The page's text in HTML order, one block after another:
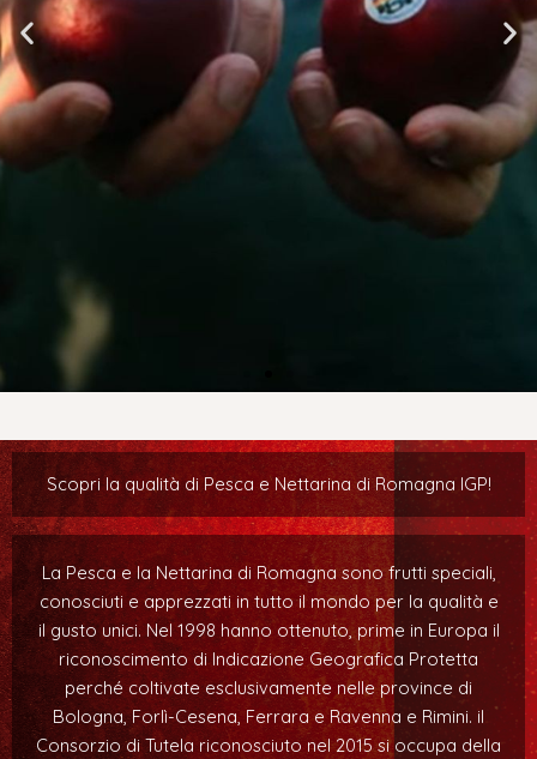
Guarda
il video
Scopri la qualità di Pesca e Nettarina di Romagna IGP!
La Pesca e la Nettarina di Romagna sono frutti speciali,
conosciuti e apprezzati in tutto il mondo per la qualità e
il gusto unici. Nel 1998 hanno ottenuto, prime in Europa il
riconoscimento di Indicazione Geografica Protetta
perché coltivate esclusivamente nelle province di
Bologna, Forlì-Cesena, Ferrara e Ravenna e Rimini. il
Consorzio di Tutela riconosciuto nel 2015 si occupa della